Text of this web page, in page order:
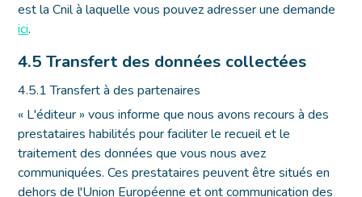
est la Cnil à laquelle vous pouvez adresser une demande
ici.
4.5 Transfert des données collectées
4.5.1 Transfert à des partenaires
« L'éditeur » vous informe que nous avons recours à des
prestataires habilités pour faciliter le recueil et le
traitement des données que vous nous avez
communiquées. Ces prestataires peuvent être situés en
dehors de l'Union Européenne et ont communication des